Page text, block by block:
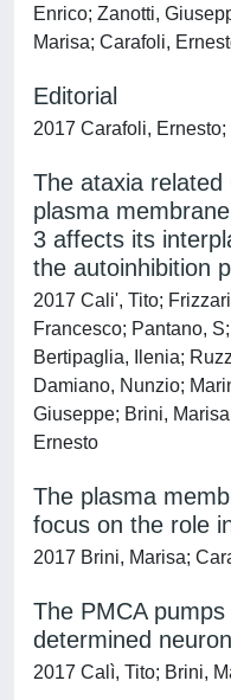
Enrico; Zanotti,
Marisa; Carafoli,
Editorial
2017 Carafoli,
The ataxia
plasma
3 affects its
the autoinhibition
2017 Cali', Tito;
Francesco; Pantano,
Bertipaglia, Ilenia;
Damiano, Nunzio;
Giuseppe; Brini,
Ernesto
The plasma
focus on the role
2017 Brini, Marisa;
The PMCA
determined
2017 Calì, Tito; Brini,